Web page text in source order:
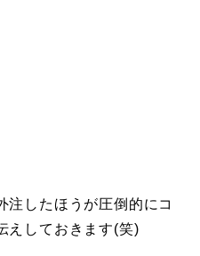
注したほうが圧倒的にコ
えしておきます(笑)